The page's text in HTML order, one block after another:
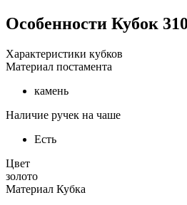
Особенности Кубок
Характеристики кубков
Материал постамента
камень
Наличие ручек на чаше
Есть
Цвет
золото
Материал Кубка